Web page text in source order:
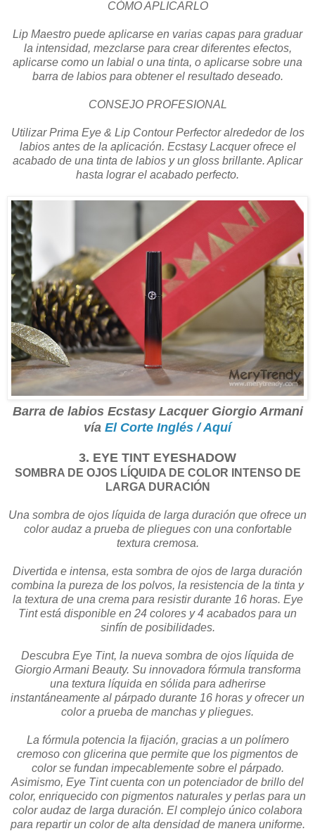
CÓMO APLICARLO
Lip Maestro puede aplicarse en varias capas para graduar
la intensidad, mezclarse para crear diferentes efectos,
aplicarse como un labial o una tinta, o aplicarse sobre una
barra de labios para obtener el resultado deseado.
CONSEJO PROFESIONAL
Utilizar Prima Eye & Lip Contour Perfector alrededor de los
labios antes de la aplicación. Ecstasy Lacquer ofrece el
acabado de una tinta de labios y un gloss brillante. Aplicar
hasta lograr el acabado perfecto.
Barra de labios Ecstasy Lacquer Giorgio Armani
vía El Corte Inglés / Aquí
3. EYE TINT EYESHADOW
SOMBRA DE OJOS LÍQUIDA DE COLOR INTENSO DE
LARGA DURACIÓN
Una sombra de ojos líquida de larga duración que ofrece un
color audaz a prueba de pliegues con una confortable
textura cremosa.
Divertida e intensa, esta sombra de ojos de larga duración
combina la pureza de los polvos, la resistencia de la tinta y
la textura de una crema para resistir durante 16 horas. Eye
Tint está disponible en 24 colores y 4 acabados para un
sinfín de posibilidades.
Descubra Eye Tint, la nueva sombra de ojos líquida de
Giorgio Armani Beauty. Su innovadora fórmula transforma
una textura líquida en sólida para adherirse
instantáneamente al párpado durante 16 horas y ofrecer un
color a prueba de manchas y pliegues.
La fórmula potencia la fijación, gracias a un polímero
cremoso con glicerina que permite que los pigmentos de
color se fundan impecablemente sobre el párpado.
Asimismo, Eye Tint cuenta con un potenciador de brillo del
color, enriquecido con pigmentos naturales y perlas para un
color audaz de larga duración. El complejo único colabora
para repartir un color de alta densidad de manera uniforme.